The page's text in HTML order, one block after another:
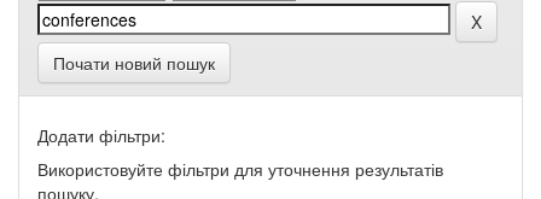
Почати новий пошук
Додати фільтри:
Використовуйте фільтри для уточнення результатів
пошуку.